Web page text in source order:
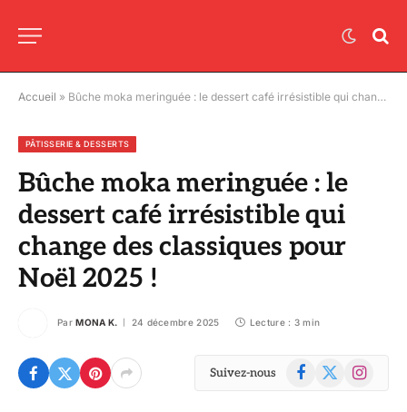
Accueil » Bûche moka meringuée : le dessert café irrésistible qui change des classiques pour Noël 2025 !
PÂTISSERIE & DESSERTS
Bûche moka meringuée : le
dessert café irrésistible qui
change des classiques pour
Noël 2025 !
Par MONA K. 24 décembre 2025 Lecture : 3 min
Suivez-nous Facebook
X
Instagram